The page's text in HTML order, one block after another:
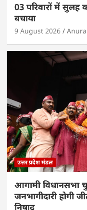
03 परिवारों में सुलह
बचाया
9 August 2026
उत्तर प्रदेश मंडल
आगामी विधानसभा
जनभागीदारी होगी
निषाद